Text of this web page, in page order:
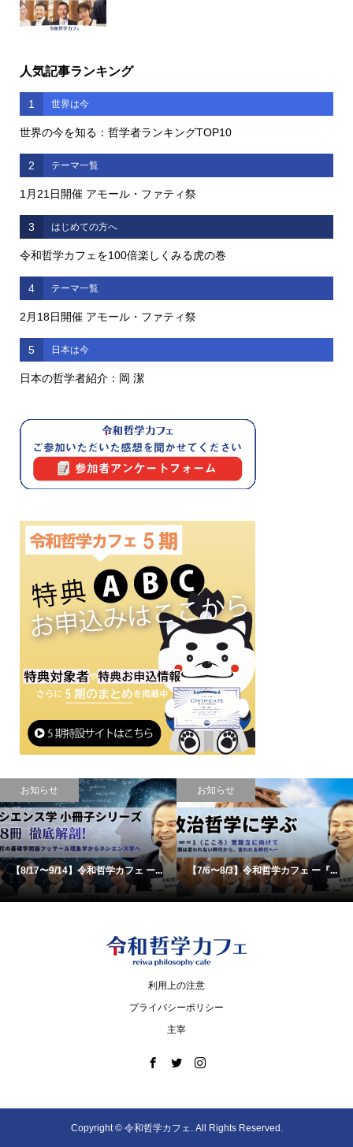
人気記事ランキング
1 世界は今
世界の今を知る：哲学者ランキングTOP10
2 テーマ一覧
1月21日開催 アモール・ファティ祭
3 はじめての方へ
令和哲学カフェを100倍楽しくみる虎の巻
4 テーマ一覧
2月18日開催 アモール・ファティ祭
5 日本は今
日本の哲学者紹介：岡 潔
お知らせ
【8/17〜9/14】令和哲学カフェ ー...
お知らせ
【7/6〜8/3】令和哲学カフェ ー『...
利用上の注意
プライバシーポリシー
主宰
Copyright ©令和哲学カフェ. All Rights Reserved.